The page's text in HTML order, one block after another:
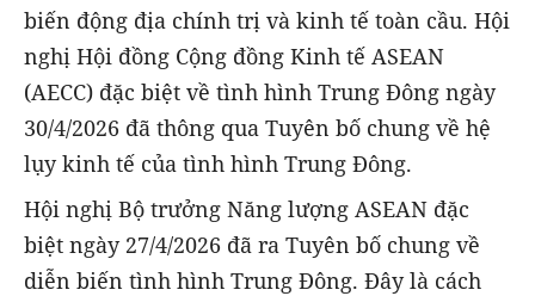
biến động địa chính trị và kinh tế toàn cầu. Hội
nghị Hội đồng Cộng đồng Kinh tế ASEAN
(AECC) đặc biệt về tình hình Trung Đông ngày
30/4/2026 đã thông qua Tuyên bố chung về hệ
lụy kinh tế của tình hình Trung Đông.
Hội nghị Bộ trưởng Năng lượng ASEAN đặc
biệt ngày 27/4/2026 đã ra Tuyên bố chung về
diễn biến tình hình Trung Đông. Đây là cách